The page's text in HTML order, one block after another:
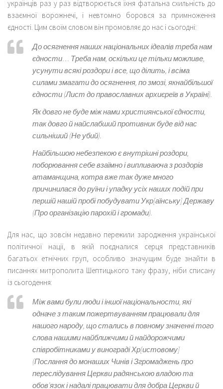
українців раз у раз відтворюється їхня фатальна схильність до
взаємної ворожнечі, і невтомно боровся за примноження
єдності. Цим своїм словом він промовляє до нас і сьогодні:
До осягнення наших національних ідеалів треба нам
єдности… Треба нам, оскільки це тільки можливе,
усунути всякі роздори і все, що ділить, і всіма
силами змагати до осягнення, по змозі, якнайбільшої
єдности (Лист до православних архиєреїв в Україні).
Як довго не буде між нами християнської єдности,
так довго й найслабший противник буде від нас
сильніший (Не убий).
Найбільшою небезпекою є внутрішні роздори,
поборювання себе взаїмно і випливаюча з роздорів
атаманщина, котра вже так дуже много
причинилася до руїни і упадку усіх наших подій при
першій нашій пробі побудувати Укр[аїнську] Державу
(Про організацію парохій і громади).
Для нас, що зовсім недавно пережили зародження української
політичної нації, в якій поєдналися серця представників
багатьох етнічних груп, особливо значущим буде знайти в
писаннях митрополита Шептицького таку фразу, ніби списану
із сьогодення:
Між вами були люди і іншої національности, які
одначе з таким пожертвуванням працювали для
нашого народу, що стались в повному значенні того
слова нашими найближчими й найдорожчими
співробітниками у винограді Хр[истовому]
(Послання до монаших Чинів і Згромаджень про
переслідування Церкви радян­ською владою та
обов’язок і надалі працювати для добра Церкви й